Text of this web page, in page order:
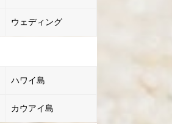
ウェディング
ハワイ島
カウアイ島